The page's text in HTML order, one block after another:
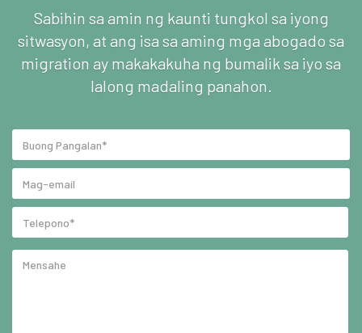
Sabihin sa amin ng kaunti tungkol sa iyong
sitwasyon, at ang isa sa aming mga abogado sa
migration ay makakakuha ng bumalik sa iyo sa
lalong madaling panahon.